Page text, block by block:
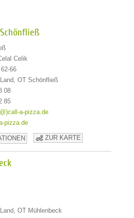
Celik
66
OT Schönfließ
08
85
a-pizza.de
pizza.de
ZUR KARTE
OT Mühlenbeck